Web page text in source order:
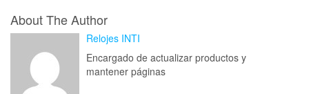
About The Author
Relojes INTI
Encargado de actualizar productos y
mantener páginas